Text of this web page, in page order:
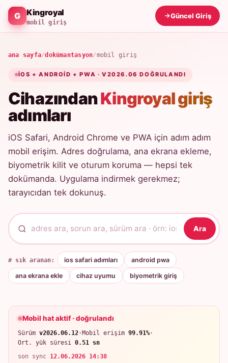
Kingroyal
mobil giriş
Güncel Giriş
ana sayfa/dokümantasyon/mobil giriş
IOS + ANDROID + PWA · V2026.06 DOĞRULANDI
CihazındanKingroyal giriş
adımları
iOS Safari, Android Chrome ve PWA için adım adım
mobil erişim. Adres doğrulama, ana ekrana ekleme,
biyometrik kilit ve oturum koruma — hepsi tek
dokümanda. Uygulama indirmek gerekmez;
tarayıcıdan tek dokunuş.
Ara
# sık aranan: ios safari adımları android pwa
ana ekrana ekle cihaz uyumu biyometrik giriş
Mobil hat aktif · doğrulandı
Sürüm v2026.06.12·Mobil erişim 99.91%·
Ort. yük süresi 0.51 sn
son sync 12.06.2026 14:38